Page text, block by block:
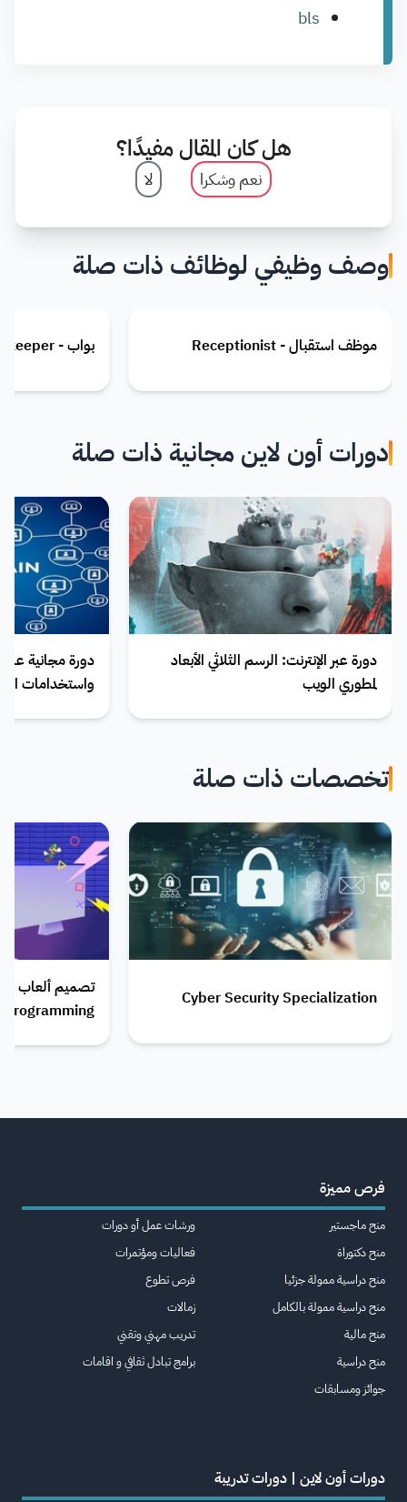
bls
هل كان المقال مفيدًا؟
نعم وشكرا لا
وصف وظيفي لوظائف ذات صلة
موظف استقبال - Receptionist بواب - Gatekeeper
دورات أون لاين مجانية ذات صلة
دورة عبر الإنترنت: الرسم الثلاثي الأبعاد
لمطوري الويب
دورة مجانية عبر
واستخدامات الـ Blockchain
تخصصات ذات صلة
Cyber Security Specialization
Programming
فرص مميزة
منح ماجستير
منح دكتوراة
منح دراسية ممولة جزئيا
منح دراسية ممولة بالكامل
منح مالية
منح دراسية
جوائز ومسابقات
ورشات عمل أو دورات
فعاليات ومؤتمرات
فرص تطوع
زمالات
تدريب مهني وتقني
برامج تبادل ثقافي و اقامات
دورات أون لاين | دورات تدريبة